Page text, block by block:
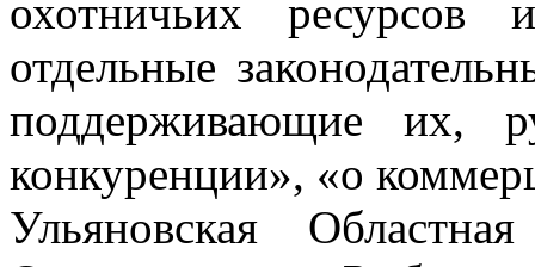
охотничьих
отдельные
поддерживающие их,
конкуренции», «о
Ульяновская